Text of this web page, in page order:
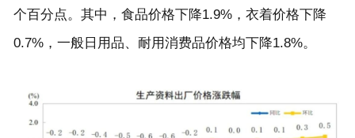
个百分点。其中，食品价格下降1.9%，衣着价格下降
0.7%，一般日用品、耐用消费品价格均下降1.8%。